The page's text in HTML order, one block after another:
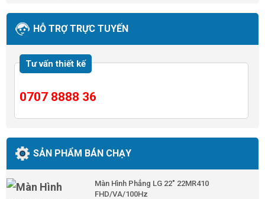
HỖ TRỢ TRỰC TUYẾN
Tư vấn thiết kế
0707 8888 36
SẢN PHẨM BÁN CHẠY
Màn Hình Phẳng LG 22" 22MR410
FHD/VA/100Hz